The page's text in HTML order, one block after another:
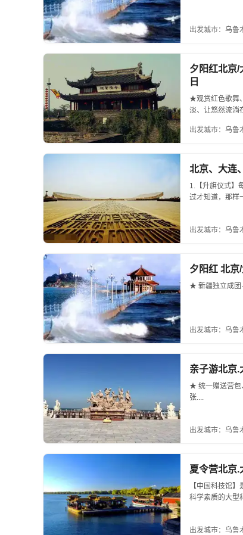
出发城市：乌鲁
夕阳红北京/
日
★观赏红色歌舞
淡、让悠然流淌
出发城市：乌鲁
北京、大连
1.【升旗仪式】
过才知道，那样
出发城市：乌鲁
夕阳红 北京
★ 新疆独立成团
出发城市：乌鲁
亲子游北京.
★ 统一赠送营包
张....
出发城市：乌鲁
夏令营北京.
【中国科技馆
科学素质的大型
出发城市：乌鲁